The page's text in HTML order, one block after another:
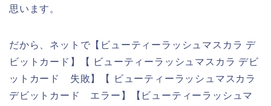
思います。
だから、ネットで【ビューティーラッシュマスカラ デ
ビットカード】【 ビューティーラッシュマスカラ デビ
ットカード 失敗】【 ビューティーラッシュマスカラ
デビットカード エラー】【ビューティーラッシュマ